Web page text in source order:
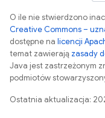
O ile nie stwierdzono
Creative Commons –
dostępne na licencji
temat zawierają zasady
Java jest zastrzeżonym
podmiotów
Ostatnia aktualizacja: